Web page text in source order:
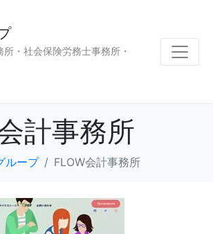
・社会保険労務士事務所・
計事務所
ループ FLOW会計事務所